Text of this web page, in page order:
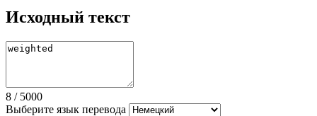
Исходный текст
8 / 5000
Выберите язык перевода